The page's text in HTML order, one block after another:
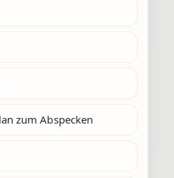
zum Abspecken